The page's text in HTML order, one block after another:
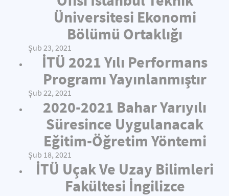
Üniversitesi Ekonomi
Bölümü Ortaklığı
Şub 23, 2021
İTÜ 2021 Yılı Performans
Programı Yayınlanmıştır
Şub 22, 2021
2020-2021 Bahar Yarıyılı
Süresince Uygulanacak
Eğitim-Öğretim Yöntemi
Şub 18, 2021
İTÜ Uçak Ve Uzay Bilimleri
Fakültesi İngilizce